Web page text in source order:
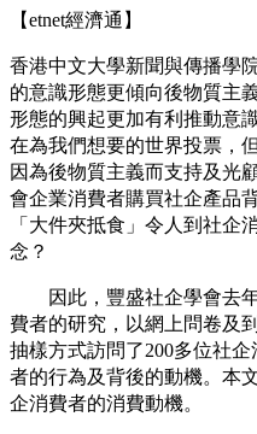
【etnet經濟通】
香港中文大學新聞與傳播學
的意識形態更傾向後物質主
形態的興起更加有利推動意
在為我們想要的世界投票，
因為後物質主義而支持及光
會企業消費者購買社企產品
「大件夾抵食」令人到社企
念？
因此，豐盛社企學會去年
費者的研究，以網上問卷及
抽樣方式訪問了200多位社
者的行為及背後的動機。本
企消費者的消費動機。